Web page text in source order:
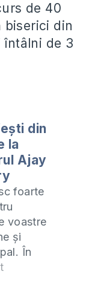
de 40
biserici din
întâlni de 3
din
la
Ajay
foarte
voastre
și
În